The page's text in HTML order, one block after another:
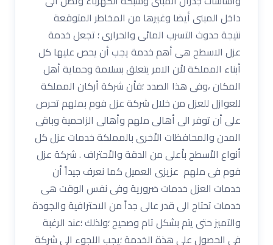
داخل المبنى أيضا وغيرها من المخاطر المتوقعة
نتيجة حدوث التسرب المائى والحرارى ؛ تجعل خدمة
عزل الاسطح هى أهم خدمة يجب أن يحص عليها كل
أبناء المملكة لاْن الامر يتعلق بسلامة وحماية أهل
المكان ،وفى هذا الصدد ؛فاْن شركة أركان المملكة
للعوازل للعزل من خلال شركة عزل فوم بملهم تحرص
على أن توفر الى أهالى ملهم وأهالى الزاحمية وباقى
المدن والمحافظات الاْخرى بالمملكة خدمات عزل كل
أنواع الاْسطح باْعلى من الدقة والاْحتراف . شركة عزل
فوم فى ملهم عزيزى العميل كما نعرف جيداً أن
خدمات العزل خدمات ضرورية وفى نفس الوقت هى
خدمات تحتاج الى قدر عالى جداً من الاحترافية والجودة
والتميز حتى يتم بشكل تام وصحيح ؛ولذلك ؛عند الرغبة
فى الحصول على هذة الخدمة ؛يجب اللجوء الى شركة